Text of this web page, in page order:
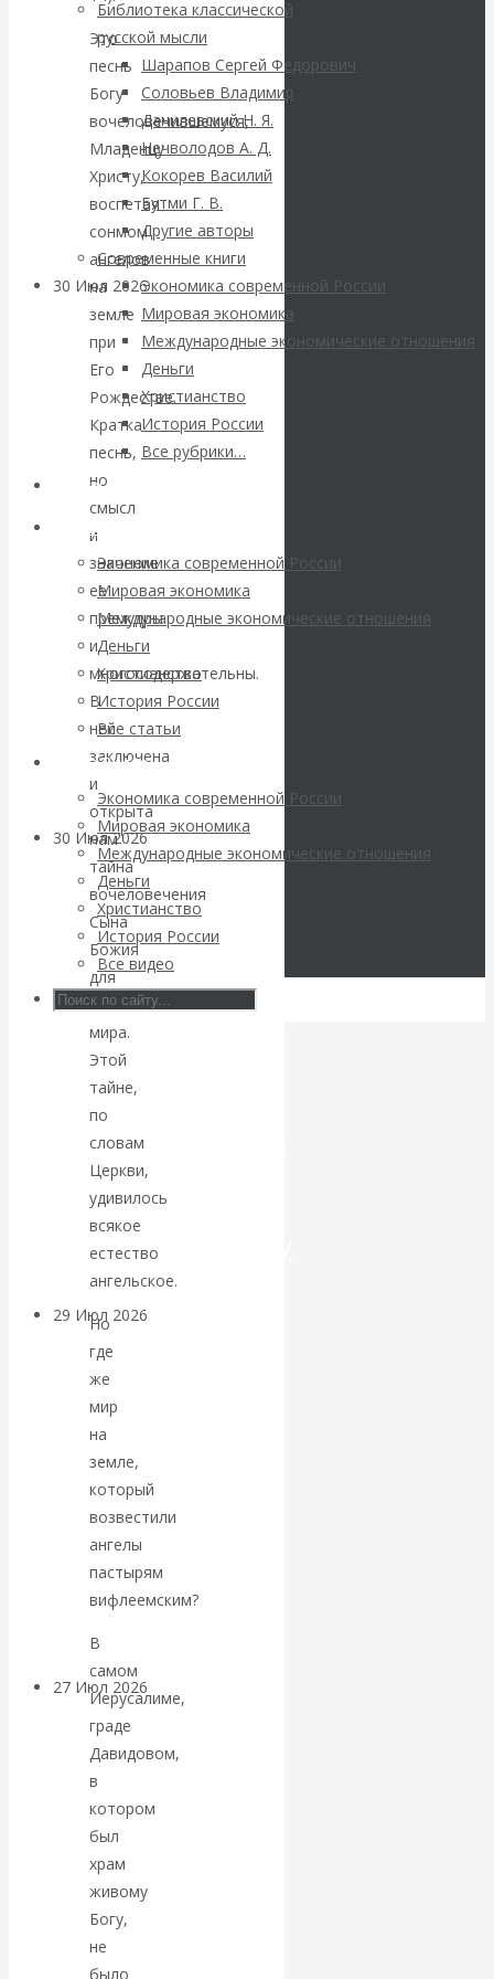
Библиотека классической
русской мысли
Шарапов Сергей Федорович
Соловьев Владимир
Данилевский Н. Я.
Нечволодов А. Д.
Кокорев Василий
Бутми Г. В.
Другие авторы
Современные книги
Экономика современной России
Мировая экономика
Международные экономические отношения
Деньги
Христианство
История России
Все рубрики…
Авторы РЭОШ
Архив статей
Экономика современной России
Мировая экономика
Международные экономические отношения
Деньги
Христианство
История России
Все статьи
Архив Видео
Экономика современной России
Мировая экономика
Международные экономические отношения
Деньги
Христианство
История России
Все видео
ВАлентин
Катасонов.
Саммит НАТО в
Турции: Drang
nach Osten
30 Июл 2026Банки
Валентин
Катасонов. Кто
определяет
погоду на
финансовых
рынках?
Минфины хотят
быть главнее
Центробанков?
30 Июл 2026Цифровая
экономика
Валентин
Катасонов.
Искусственный
интеллект —
революционный
переход к
посткапитализму
29 Июл 2026
Валентин
Катасонов.
«Мировые
ростовщики»:
вчера и сегодня
27 Июл 2026
валютная система
Валентин
КАтасонов.
«МЕТОД
ОТМЫВАНИЯ
Это
песнь
Богу
вочеловечившемуся,
Младенцу
Христу,
воспетая
сонмом
ангелов
на
земле
при
Его
Рождестве.
Кратка
песнь,
но
смысл
и
значение
ее
премудры
и
многосодержательны.
В
ней
заключена
и
открыта
нам
тайна
вочеловечения
Сына
Божия
для
спасения
мира.
Этой
тайне,
по
словам
Церкви,
удивилось
всякое
естество
ангельское.
Но
где
же
мир
на
земле,
который
возвестили
ангелы
пастырям
вифлеемским?
В
самом
Иерусалиме,
граде
Давидовом,
в
котором
был
храм
живому
Богу,
не
было